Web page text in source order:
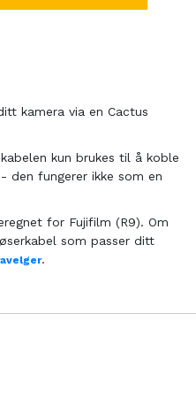
kamera via en Cactus
kun brukes til å koble
den fungerer ikke som en
for Fujifilm (R9). Om
som passer ditt
.